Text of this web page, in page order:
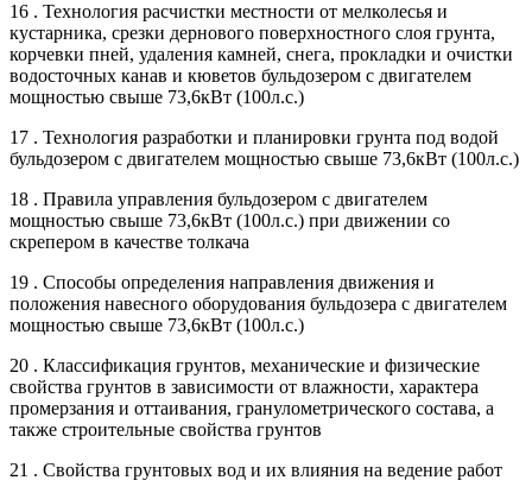
16 . Технология расчистки местности от мелколесья и
кустарника, срезки дернового поверхностного слоя грунта,
корчевки пней, удаления камней, снега, прокладки и очистки
водосточных канав и кюветов бульдозером с двигателем
мощностью свыше 73,6кВт (100л.с.)
17 . Технология разработки и планировки грунта под водой
бульдозером с двигателем мощностью свыше 73,6кВт (100л.с.)
18 . Правила управления бульдозером с двигателем
мощностью свыше 73,6кВт (100л.с.) при движении со
скрепером в качестве толкача
19 . Способы определения направления движения и
положения навесного оборудования бульдозера с двигателем
мощностью свыше 73,6кВт (100л.с.)
20 . Классификация грунтов, механические и физические
свойства грунтов в зависимости от влажности, характера
промерзания и оттаивания, гранулометрического состава, а
также строительные свойства грунтов
21 . Свойства грунтовых вод и их влияния на ведение работ